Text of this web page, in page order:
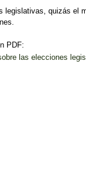
legislativas, quizás el
PDF:
las elecciones